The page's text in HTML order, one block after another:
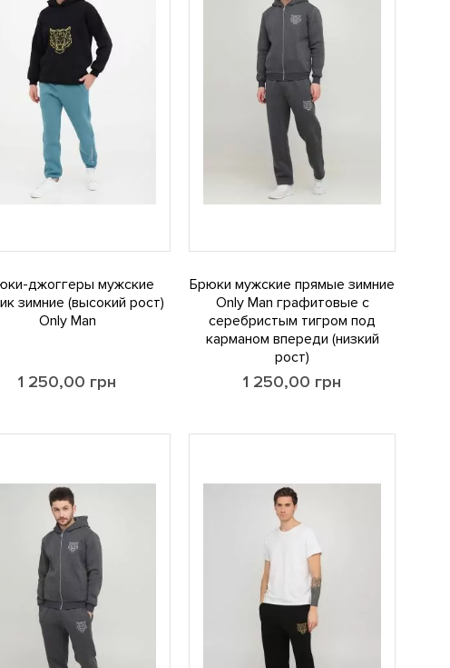
джоггеры мужские
зимние (высокий рост)
Only Man
1 250,00 грн
Брюки мужские прямые зимние
Only Man графитовые с
серебристым тигром под
карманом впереди (низкий
рост)
1 250,00 грн